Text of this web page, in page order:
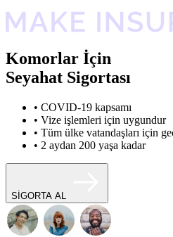
Komorlar İçin
Seyahat Sigortası
• COVID-19 kapsamı
• Vize işlemleri için uygundur
• Tüm ülke vatandaşları için
• 2 aydan 200 yaşa kadar
SİGORTA AL